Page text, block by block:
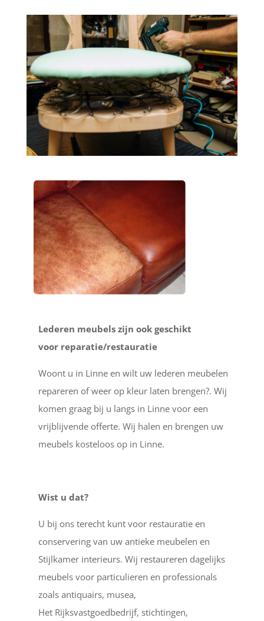
Lederen meubels zijn ook geschikt
voor reparatie/restauratie
Woont u in Linne en wilt uw lederen meubelen
repareren of weer op kleur laten brengen?. Wij
komen graag bij u langs in Linne voor een
vrijblijvende offerte. Wij halen en brengen uw
meubels kosteloos op in Linne.
Wist u dat?
U bij ons terecht kunt voor restauratie en
conservering van uw antieke meubelen en
Stijlkamer interieurs. Wij restaureren dagelijks
meubels voor particulieren en professionals
zoals antiquairs, musea,
Het Rijksvastgoedbedrijf, stichtingen,